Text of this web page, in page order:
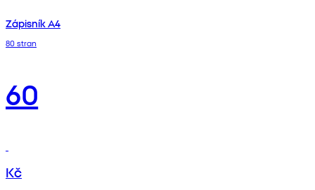
Zápisník A4
80 stran
60
Kč